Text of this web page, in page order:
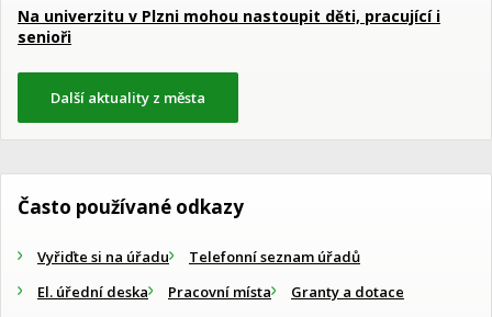
Na univerzitu v Plzni mohou nastoupit děti, pracující i
senioři
Další aktuality z města
Často používané odkazy
Vyřiďte si na úřadu
Telefonní seznam úřadů
El. úřední deska
Pracovní místa
Granty a dotace